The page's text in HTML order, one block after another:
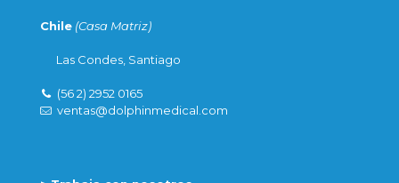
Chile (Casa Matriz)
Las Condes, Santiago
(56 2) 2952 0165
ventas@dolphinmedical.com